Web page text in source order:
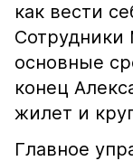
как вести
основные
конец
жилет и
Главное